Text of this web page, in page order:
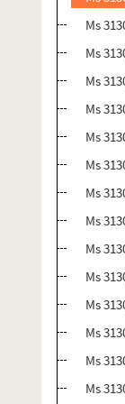
Ms
Ms
Ms
Ms
Ms
Ms
Ms
Ms
Ms
Ms
Ms
Ms
Ms
Ms